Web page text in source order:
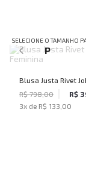
SELECIONE O TAMANHO
P
Blusa Justa Rivet
Feminina
R$ 798,00
R$
3x de R$ 133,00